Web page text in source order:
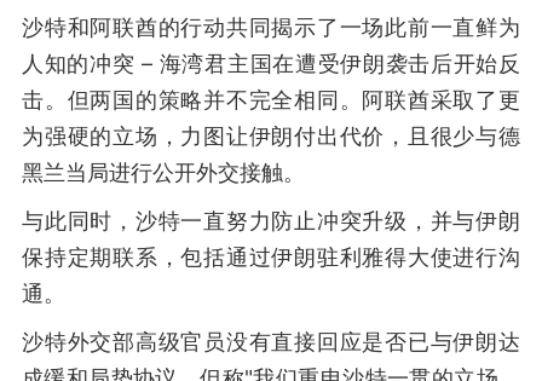
沙特和阿联酋的行动共同揭示了一场此前一直鲜为
人知的冲突 – 海湾君主国在遭受伊朗袭击后开始反
击。但两国的策略并不完全相同。阿联酋采取了更
为强硬的立场，力图让伊朗付出代价，且很少与德
黑兰当局进行公开外交接触。
与此同时，沙特一直努力防止冲突升级，并与伊朗
保持定期联系，包括通过伊朗驻利雅得大使进行沟
通。
沙特外交部高级官员没有直接回应是否已与伊朗达